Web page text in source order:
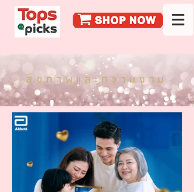
สุขภาพและความงาม